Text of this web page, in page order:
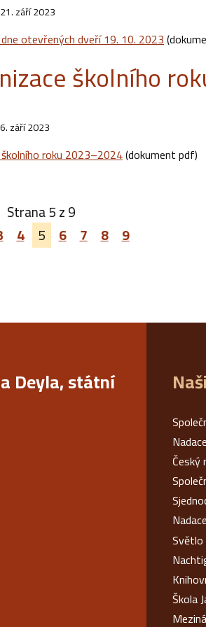
září 2023
otevřených dveří 19. 10. 2023
školního
září 2023
roku 2023–2024(dokument pdf)
Strana 5 z 9
4 5 6 7 8 9
Deyla, státní
Škola